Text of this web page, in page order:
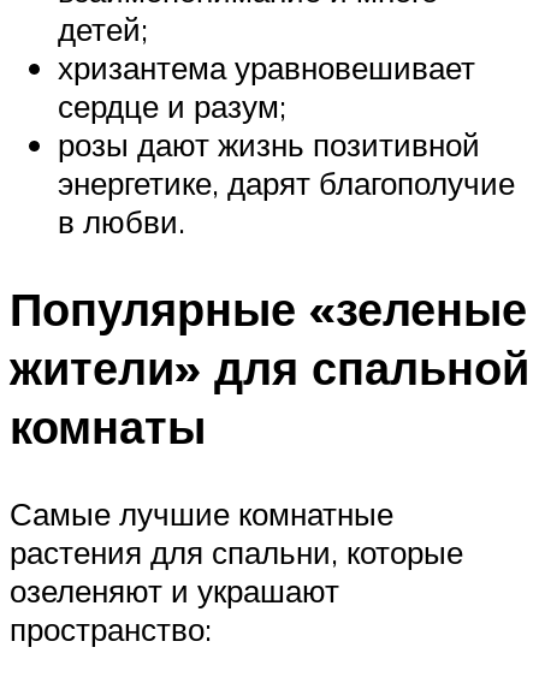
детей;
хризантема уравновешивает
сердце и разум;
розы дают жизнь позитивной
энергетике, дарят благополучие
в любви.
Популярные «зеленые
жители» для спальной
комнаты
Самые лучшие комнатные
растения для спальни, которые
озеленяют и украшают
пространство: